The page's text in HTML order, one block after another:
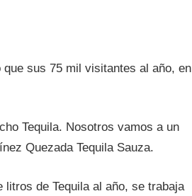
sus 75 mil visitantes al año, en
Tequila. Nosotros vamos a un
Quezada Tequila Sauza.
de Tequila al año, se trabaja